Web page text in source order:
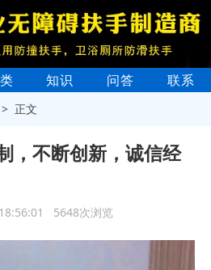
知识 问答 联系
> 正文
，不断创新，诚信经
5648次浏览